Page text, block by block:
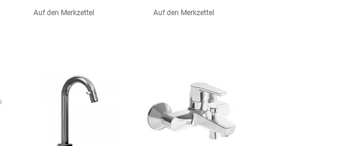
Auf den Merkzettel Auf den Merkzettel